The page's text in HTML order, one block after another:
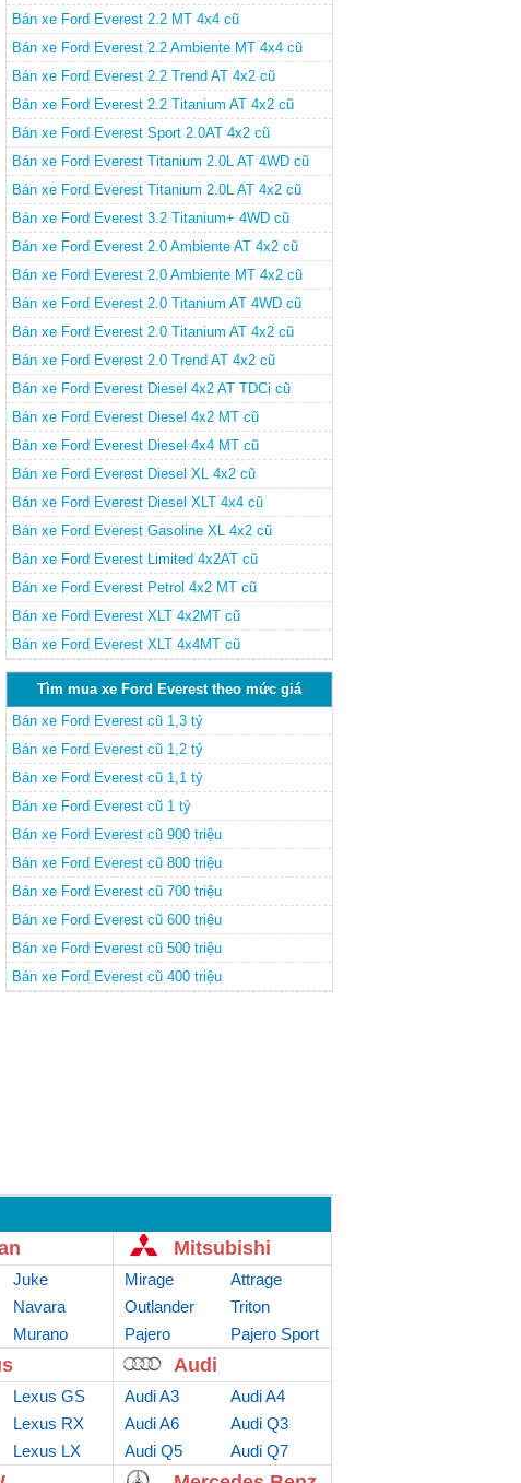
Bán xe Ford Everest 2.2 MT 4x4 cũ
Bán xe Ford Everest 2.2 Ambiente MT 4x4 cũ
Bán xe Ford Everest 2.2 Trend AT 4x2 cũ
Bán xe Ford Everest 2.2 Titanium AT 4x2 cũ
Bán xe Ford Everest Sport 2.0AT 4x2 cũ
Bán xe Ford Everest Titanium 2.0L AT 4WD cũ
Bán xe Ford Everest Titanium 2.0L AT 4x2 cũ
Bán xe Ford Everest 3.2 Titanium+ 4WD cũ
Bán xe Ford Everest 2.0 Ambiente AT 4x2 cũ
Bán xe Ford Everest 2.0 Ambiente MT 4x2 cũ
Bán xe Ford Everest 2.0 Titanium AT 4WD cũ
Bán xe Ford Everest 2.0 Titanium AT 4x2 cũ
Bán xe Ford Everest 2.0 Trend AT 4x2 cũ
Bán xe Ford Everest Diesel 4x2 AT TDCi cũ
Bán xe Ford Everest Diesel 4x2 MT cũ
Bán xe Ford Everest Diesel 4x4 MT cũ
Bán xe Ford Everest Diesel XL 4x2 cũ
Bán xe Ford Everest Diesel XLT 4x4 cũ
Bán xe Ford Everest Gasoline XL 4x2 cũ
Bán xe Ford Everest Limited 4x2AT cũ
Bán xe Ford Everest Petrol 4x2 MT cũ
Bán xe Ford Everest XLT 4x2MT cũ
Bán xe Ford Everest XLT 4x4MT cũ
Tìm mua xe Ford Everest theo mức giá
Bán xe Ford Everest cũ 1,3 tỷ
Bán xe Ford Everest cũ 1,2 tỷ
Bán xe Ford Everest cũ 1,1 tỷ
Bán xe Ford Everest cũ 1 tỷ
Bán xe Ford Everest cũ 900 triệu
Bán xe Ford Everest cũ 800 triệu
Bán xe Ford Everest cũ 700 triệu
Bán xe Ford Everest cũ 600 triệu
Bán xe Ford Everest cũ 500 triệu
Bán xe Ford Everest cũ 400 triệu
Juke
Navara
Murano
Mitsubishi
Mirage
Attrage
Outlander
Sport
Triton
Pajero
Pajero Sport
Lexus GS
Lexus RX
Lexus LX
Audi
Audi A3
Audi A4
Audi A6
Audi Q3
Audi Q5
Audi Q7